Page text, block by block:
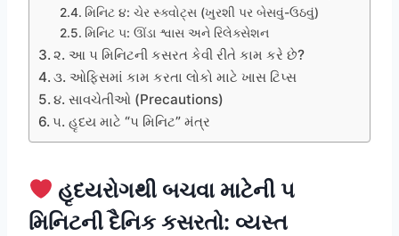
મિનિટ ૪: ચેર સ્ક્વોટ્સ (ખુરશી પર બેસવું-ઉઠવું)
મિનિટ ૫: ઊંડા શ્વાસ અને રિલેક્સેશન
૨. આ ૫ મિનિટની કસરત કેવી રીતે કામ કરે છે?
૩. ઓફિસમાં કામ કરતા લોકો માટે ખાસ ટિપ્સ
૪. સાવચેતીઓ (Precautions)
૫. હૃદય માટે “૫ મિનિટ” મંત્ર
હૃદયરોગથી બચવા માટેની ૫
મિનિટની દૈનિક કસરતો: વ્યસ્ત